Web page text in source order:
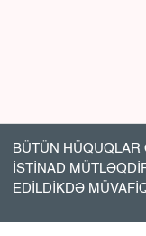
BÜTÜN
İSTİNAD
EDİLDİKDƏ